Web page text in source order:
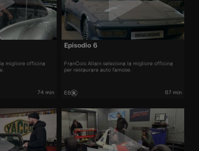
migliore officina
74 min
Episodio 6
FranCois Allain seleziona la migliore officina
per restaurare auto famose.
E6 67 min